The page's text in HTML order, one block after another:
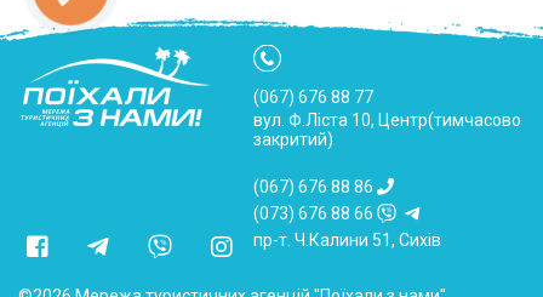
(067) 676 88 77
вул. Ф.Ліста 10, Центр(тимчасово
закритий)
(067) 676 88 86
(073) 676 88 66
пр-т. Ч.Калини 51, Сихів